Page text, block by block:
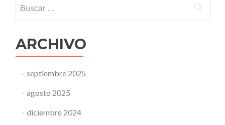
ARCHIVO
septiembre 2025
agosto 2025
diciembre 2024